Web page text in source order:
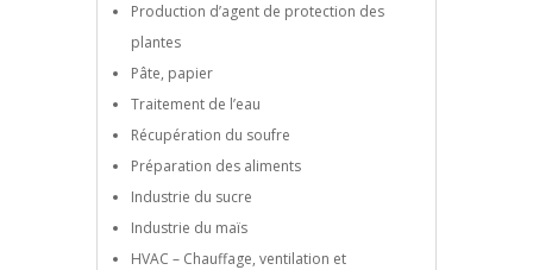
Production d’agent de protection des
plantes
Pâte, papier
Traitement de l’eau
Récupération du soufre
Préparation des aliments
Industrie du sucre
Industrie du maïs
HVAC – Chauffage, ventilation et